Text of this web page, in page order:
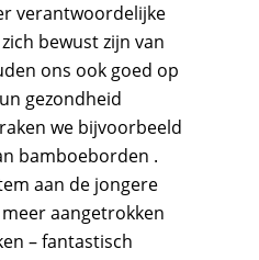
verantwoordelijke
bewust zijn van
ons ook goed op
gezondheid
we bijvoorbeeld
bamboeborden .
aan de jongere
aangetrokken
– fantastisch